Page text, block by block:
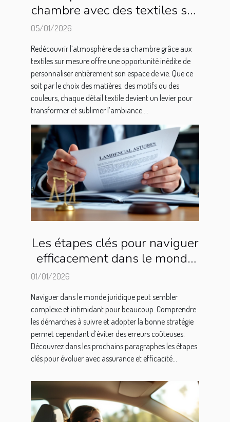
chambre avec des textiles sur
05/01/2026
Redécouvrir l’atmosphère de sa chambre grâce aux
textiles sur mesure offre une opportunité inédite de
personnaliser entièrement son espace de vie. Que ce
soit par le choix des matières, des motifs ou des
couleurs, chaque détail textile devient un levier pour
transformer et sublimer l’ambiance....
Les étapes clés pour naviguer
efficacement dans le monde
01/01/2026
Naviguer dans le monde juridique peut sembler
complexe et intimidant pour beaucoup. Comprendre
les démarches à suivre et adopter la bonne stratégie
permet cependant d’éviter des erreurs coûteuses.
Découvrez dans les prochains paragraphes les étapes
clés pour évoluer avec assurance et efficacité...